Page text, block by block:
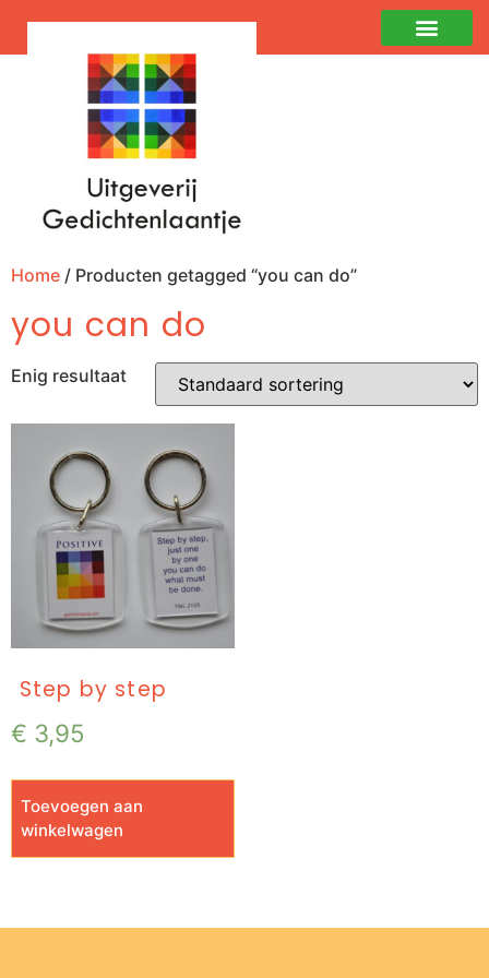
Home / Producten getagged “you can do”
you can do
Enig resultaat
Step by step
€ 3,95
Toevoegen aan
winkelwagen